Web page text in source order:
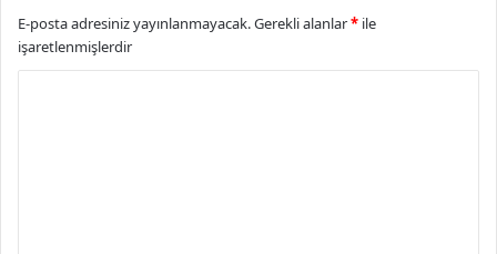
E-posta adresiniz yayınlanmayacak.Gerekli alanlar* ile
işaretlenmişlerdir